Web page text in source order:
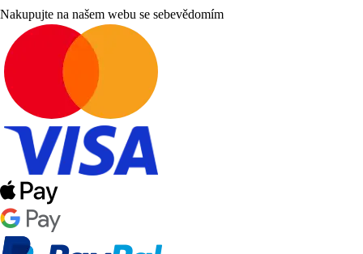
Nakupujte na našem webu se sebevědomím